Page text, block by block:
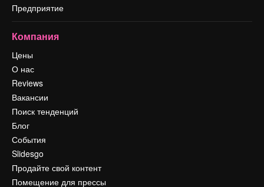
Предприятие
Компания
Цены
О нас
Reviews
Вакансии
Поиск тенденций
Блог
События
Slidesgo
Продайте свой контент
Помещение для прессы